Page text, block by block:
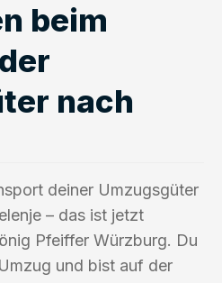
beim
nach
deiner Umzugsgüter
– das ist jetzt
Pfeiffer Würzburg. Du
und bist auf der